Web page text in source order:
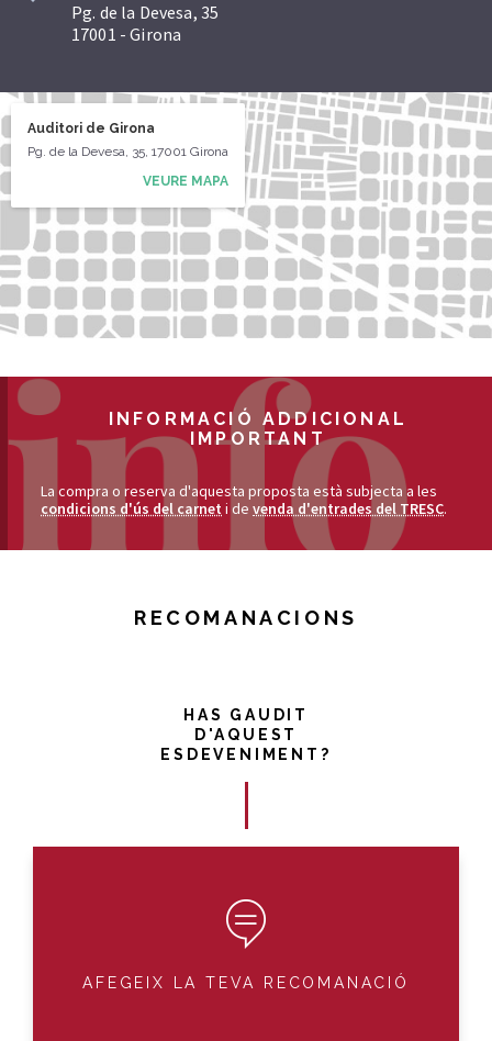
Pg. de la Devesa, 35
17001 - Girona
Auditori de Girona
Pg. de la Devesa, 35, 17001 Girona
VEURE MAPA
INFORMACIÓ ADDICIONAL
IMPORTANT
La compra o reserva d'aquesta proposta està subjecta a les
condicions d'ús del carnet i de venda d'entrades del TRESC.
RECOMANACIONS
HAS GAUDIT
D'AQUEST
ESDEVENIMENT?
AFEGEIX LA TEVA RECOMANACIÓ